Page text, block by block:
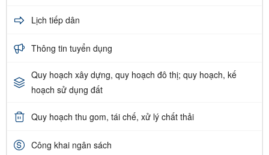
Lịch tiếp dân
Thông tin tuyển dụng
Quy hoạch xây dựng, quy hoạch đô thị; quy hoạch, kế
hoạch sử dụng đất
Quy hoạch thu gom, tái chế, xử lý chất thải
Công khai ngân sách